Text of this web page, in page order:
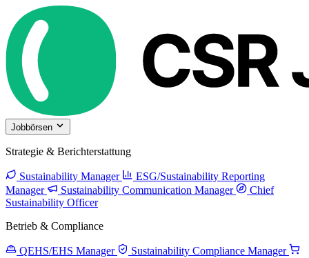
Jobbörsen
Strategie & Berichterstattung
Sustainability Manager
ESG/Sustainability Reporting
Manager
Sustainability Communication Manager
Chief
Sustainability Officer
Betrieb & Compliance
QEHS/EHS Manager
Sustainability Compliance Manager